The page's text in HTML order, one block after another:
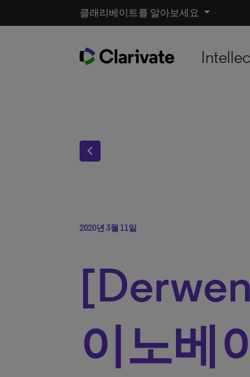
클래리베이트를 알아보세요
chevron_left
2020년 3월 11일
이노베